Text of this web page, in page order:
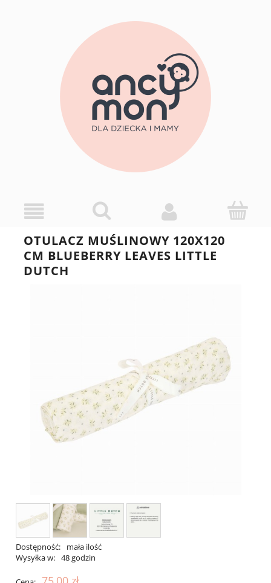
OTULACZ MUŚLINOWY 120X120
CM BLUEBERRY LEAVES LITTLE
DUTCH
Dostępność:
mała ilość
Wysyłka w: 48 godzin